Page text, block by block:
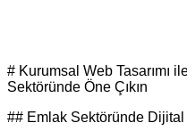
# Kurumsal Web Tasarımı
Sektöründe Öne Çıkın
## Emlak Sektöründe Dijital